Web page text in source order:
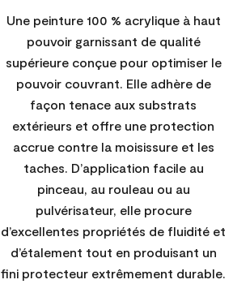
Une peinture 100 % acrylique à haut
pouvoir garnissant de qualité
supérieure conçue pour optimiser le
pouvoir couvrant. Elle adhère de
façon tenace aux substrats
extérieurs et offre une protection
accrue contre la moisissure et les
taches. D’application facile au
pinceau, au rouleau ou au
pulvérisateur, elle procure
d’excellentes propriétés de fluidité et
d’étalement tout en produisant un
fini protecteur extrêmement durable.